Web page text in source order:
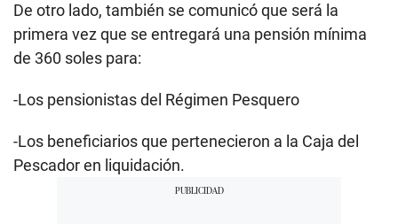
De otro lado, también se comunicó que será la
primera vez que se entregará una pensión mínima
de 360 soles para:
-Los pensionistas del Régimen Pesquero
-Los beneficiarios que pertenecieron a la Caja del
Pescador en liquidación.